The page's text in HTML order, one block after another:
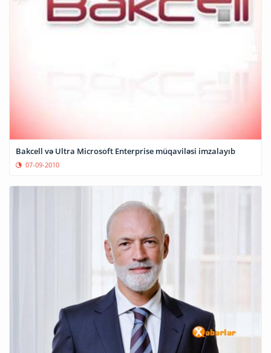
Bakcell və Ultra Microsoft Enterprise müqaviləsi imzalayıb
07-09-2010